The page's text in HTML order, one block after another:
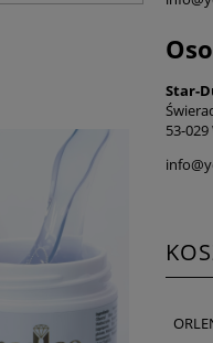
Star-
53-029